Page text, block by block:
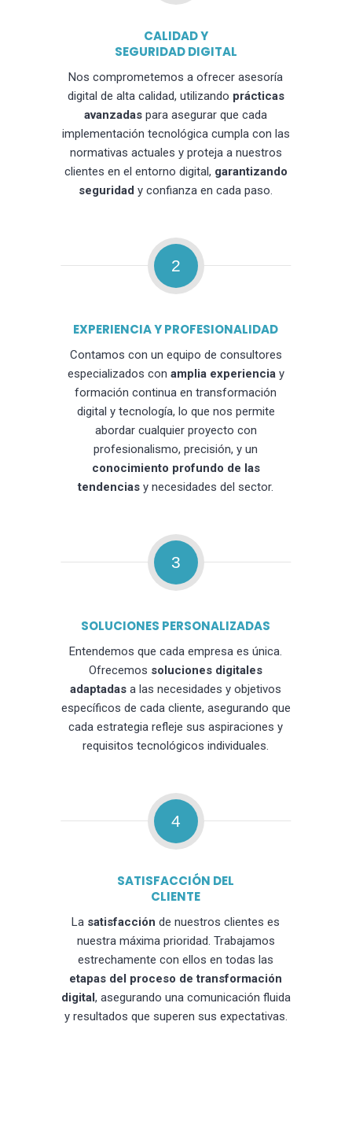
CALIDAD Y
SEGURIDAD DIGITAL
Nos comprometemos a ofrecer asesoría
digital de alta calidad, utilizando prácticas
avanzadas para asegurar que cada
implementación tecnológica cumpla con las
normativas actuales y proteja a nuestros
clientes en el entorno digital, garantizando
seguridad y confianza en cada paso.
2
EXPERIENCIA Y PROFESIONALIDAD
Contamos con un equipo de consultores
especializados con amplia experienciay
formación continua en transformación
digital y tecnología, lo que nos permite
abordar cualquier proyecto con
profesionalismo, precisión, y un
conocimiento profundo de las
tendencias y necesidades del sector.
3
SOLUCIONES PERSONALIZADAS
Entendemos que cada empresa es única.
Ofrecemos soluciones digitales
adaptadas a las necesidades y objetivos
específicos de cada cliente, asegurando que
cada estrategia refleje sus aspiraciones y
requisitos tecnológicos individuales.
4
SATISFACCIÓN DEL
CLIENTE
La satisfacción de nuestros clientes es
nuestra máxima prioridad. Trabajamos
estrechamente con ellos en todas las
etapas del proceso de transformación
digital, asegurando una comunicación fluida
y resultados que superen sus expectativas.